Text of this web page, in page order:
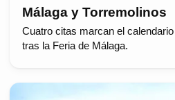
Málaga y Torremolinos
Cuatro citas marcan el
tras la Feria de Málaga.